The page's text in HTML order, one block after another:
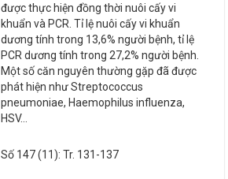
được thực hiện đồng thời nuôi cấy vi
khuẩn và PCR. Tỉ lệ nuôi cấy vi khuẩn
dương tính trong 13,6% người bệnh, tỉ lệ
PCR dương tính trong 27,2% người bệnh.
Một số căn nguyên thường gặp đã được
phát hiện như Streptococcus
pneumoniae, Haemophilus influenza,
HSV…
Số 147 (11): Tr. 131-137